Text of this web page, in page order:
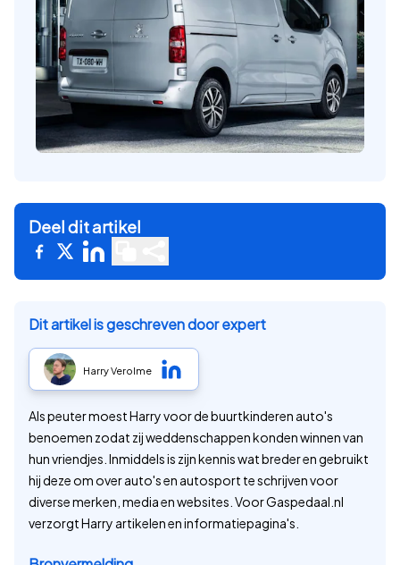
Deel dit artikel
Dit artikel is geschreven door expert
Harry Verolme
Als peuter moest Harry voor de buurtkinderen auto's
benoemen zodat zij weddenschappen konden winnen van
hun vriendjes. Inmiddels is zijn kennis wat breder en gebruikt
hij deze om over auto's en autosport te schrijven voor
diverse merken, media en websites. Voor Gaspedaal.nl
verzorgt Harry artikelen en informatiepagina's.